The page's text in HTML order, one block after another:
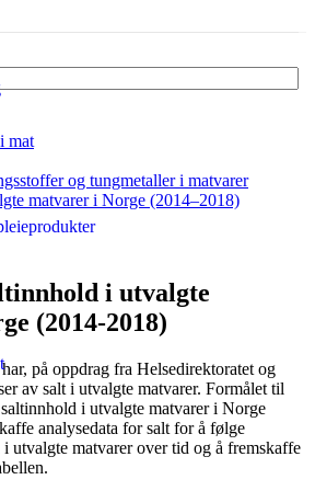
mat
og tungmetaller i matvarer
matvarer i Norge (2014–2018)
i utvalgte
(2014-2018)
på oppdrag fra Helsedirektoratet og
av salt i utvalgte matvarer. Formålet til
i utvalgte matvarer i Norge
analysedata for salt for å følge
utvalgte matvarer over tid og å fremskaffe